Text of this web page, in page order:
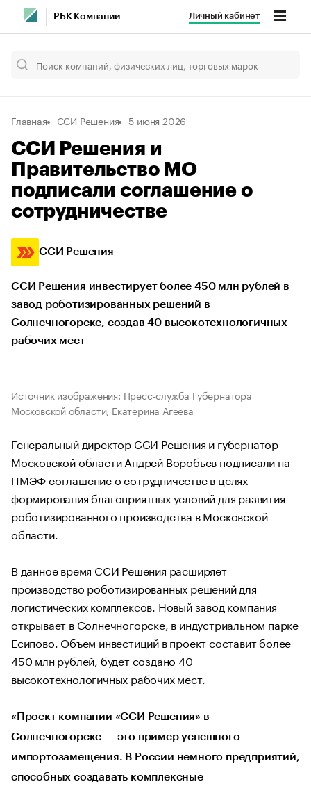
РБК Компании Личный кабинет
Главная ССИ Решения 5 июня 2026
ССИ Решения и
Правительство МО
подписали соглашение о
сотрудничестве
ССИ Решения
ССИ Решения инвестирует более 450 млн рублей в
завод роботизированных решений в
Солнечногорске, создав 40 высокотехнологичных
рабочих мест
Источник изображения: Пресс-служба Губернатора
Московской области, Екатерина Агеева
Генеральный директор ССИ Решения и губернатор
Московской области Андрей Воробьев подписали на
ПМЭФ соглашение о сотрудничестве в целях
формирования благоприятных условий для развития
роботизированного производства в Московской
области.
В данное время ССИ Решения расширяет
производство роботизированных решений для
логистических комплексов. Новый завод компания
открывает в Солнечногорске, в индустриальном парке
Есипово. Объем инвестиций в проект составит более
450 млн рублей, будет создано 40
высокотехнологичных рабочих мест.
«Проект компании «ССИ Решения» в
Солнечногорске — это пример успешного
импортозамещения. В России немного предприятий,
способных создавать комплексные